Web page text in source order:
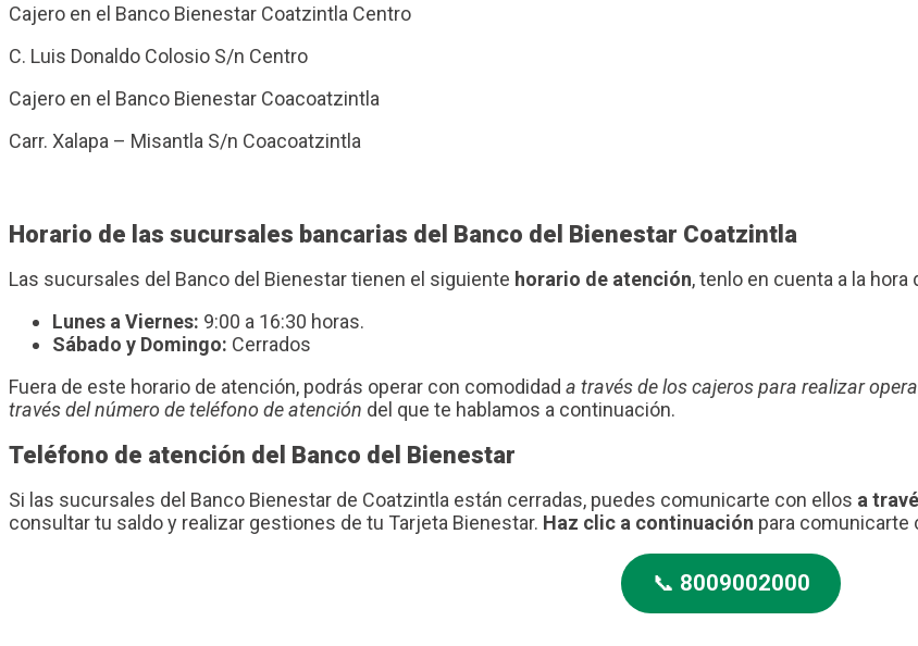
Cajero en el Banco Bienestar Coatzintla Centro
C. Luis Donaldo Colosio S/n Centro
Cajero en el Banco Bienestar Coacoatzintla
Carr. Xalapa – Misantla S/n Coacoatzintla
Horario de las sucursales bancarias del Banco del Bienestar Coatzintla
Las sucursales del Banco del Bienestar tienen el siguiente horario de atención, tenlo en cuenta a la
Lunes a Viernes: 9:00 a 16:30 horas.
Sábado y Domingo: Cerrados
Fuera de este horario de atención, podrás operar con comodidad a través de los cajeros para realizar
través del número de teléfono de atención del que te hablamos a continuación.
Teléfono de atención del Banco del Bienestar
Si las sucursales del Banco Bienestar de Coatzintla están cerradas, puedes comunicarte con ellos a
consultar tu saldo y realizar gestiones de tu Tarjeta Bienestar. Haz clic a continuación para comunicarte
📞 8009002000